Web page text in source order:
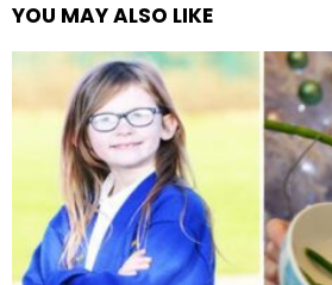
YOU MAY ALSO LIKE